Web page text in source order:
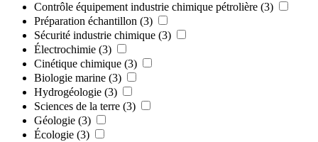
Contrôle équipement industrie chimique pétrolière (3)
Préparation échantillon (3)
Sécurité industrie chimique (3)
Électrochimie (3)
Cinétique chimique (3)
Biologie marine (3)
Hydrogéologie (3)
Sciences de la terre (3)
Géologie (3)
Écologie (3)